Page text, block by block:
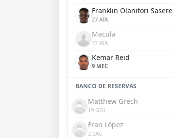
Franklin Olanitori Sasere
27 ATA
Macula
77 ATA
Kemar Reid
9 MEC
BANCO DE RESERVAS
Matthew Grech
19 GOL
Fran López
2 ZAG